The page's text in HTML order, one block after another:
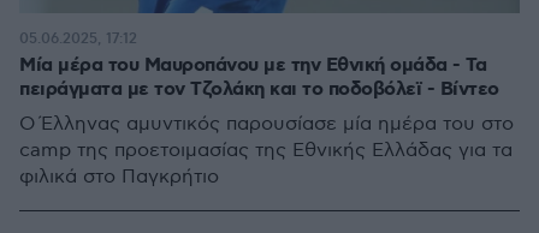
Μία μέρα του Μαυροπάνου με την Εθνική ομάδα - Τα
πειράγματα με τον Τζολάκη και το ποδοβόλεϊ - Βίντεο
Ο Έλληνας αμυντικός παρουσίασε μία ημέρα του στο
camp της προετοιμασίας της Εθνικής Ελλάδας για τα
φιλικά στο Παγκρήτιο
05.06.2025, 17:12